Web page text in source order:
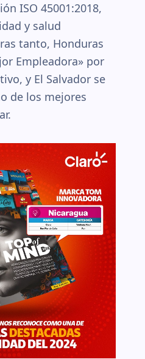
ISO 45001:2018,
y salud
tanto, Honduras
Empleadora» por
y El Salvador se
de los mejores